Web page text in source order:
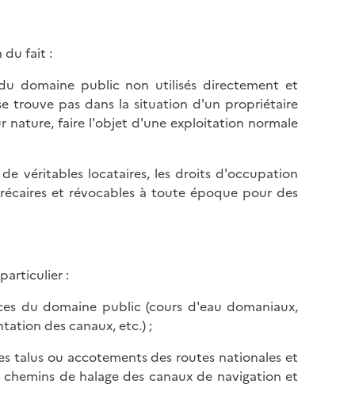
du fait :
domaine public non utilisés directement et
trouve pas dans la situation d'un propriétaire
nature, faire l'objet d'une exploitation normale
véritables locataires, les droits d'occupation
et révocables à toute époque pour des
:
du domaine public (cours d'eau domaniaux,
des canaux, etc.) ;
talus ou accotements des routes nationales et
de halage des canaux de navigation et